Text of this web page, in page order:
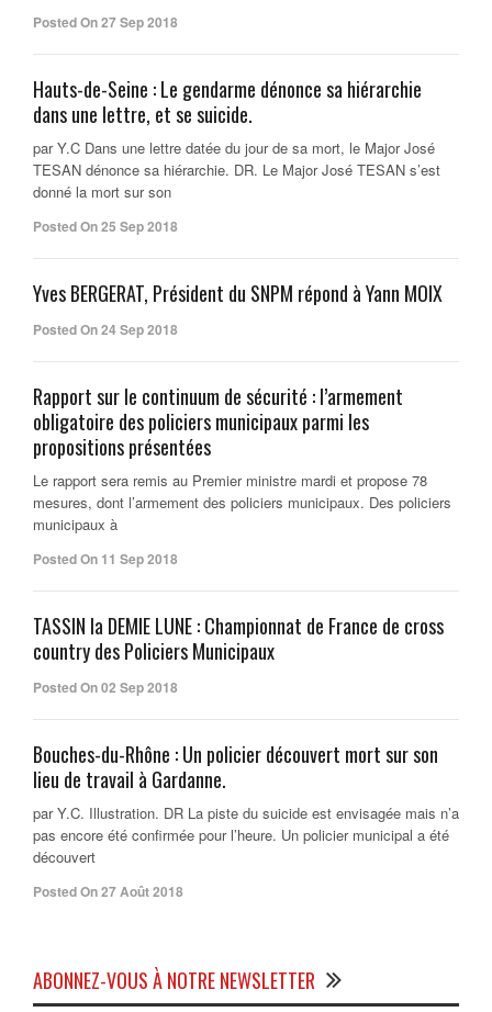
Posted On 27 Sep 2018
Hauts-de-Seine : Le gendarme dénonce sa hiérarchie
dans une lettre, et se suicide.
par Y.C Dans une lettre datée du jour de sa mort, le Major José
TESAN dénonce sa hiérarchie. DR. Le Major José TESAN s’est
donné la mort sur son
Posted On 25 Sep 2018
Yves BERGERAT, Président du SNPM répond à Yann MOIX
Posted On 24 Sep 2018
Rapport sur le continuum de sécurité : l’armement
obligatoire des policiers municipaux parmi les
propositions présentées
Le rapport sera remis au Premier ministre mardi et propose 78
mesures, dont l’armement des policiers municipaux. Des policiers
municipaux à
Posted On 11 Sep 2018
TASSIN la DEMIE LUNE : Championnat de France de cross
country des Policiers Municipaux
Posted On 02 Sep 2018
Bouches-du-Rhône : Un policier découvert mort sur son
lieu de travail à Gardanne.
par Y.C. Illustration. DR La piste du suicide est envisagée mais n’a
pas encore été confirmée pour l’heure. Un policier municipal a été
découvert
Posted On 27 Août 2018
ABONNEZ-VOUS À NOTRE NEWSLETTER